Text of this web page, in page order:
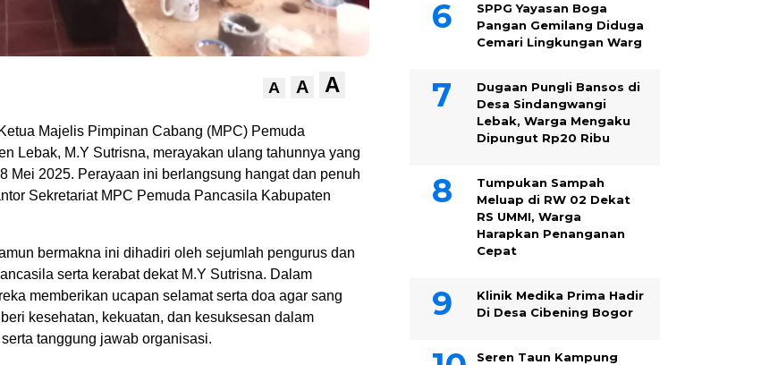
A A A
Ketua Majelis Pimpinan Cabang (MPC) Pemuda
Lebak, M.Y Sutrisna, merayakan ulang tahunnya yang
Mei 2025. Perayaan ini berlangsung hangat dan penuh
Sekretariat MPC Pemuda Pancasila Kabupaten
bermakna ini dihadiri oleh sejumlah pengurus dan
serta kerabat dekat M.Y Sutrisna. Dalam
memberikan ucapan selamat serta doa agar sang
kesehatan, kekuatan, dan kesuksesan dalam
tanggung jawab organisasi.
SPPG Yayasan Boga
Pangan Gemilang Diduga
Cemari Lingkungan Warg
Dugaan Pungli Bansos di
Desa Sindangwangi
Lebak, Warga Mengaku
Dipungut Rp20 Ribu
Tumpukan Sampah
Meluap di RW 02 Dekat
RS UMMI, Warga
Harapkan Penanganan
Cepat
Klinik Medika Prima Hadir
Di Desa Cibening Bogor
Seren Taun Kampung